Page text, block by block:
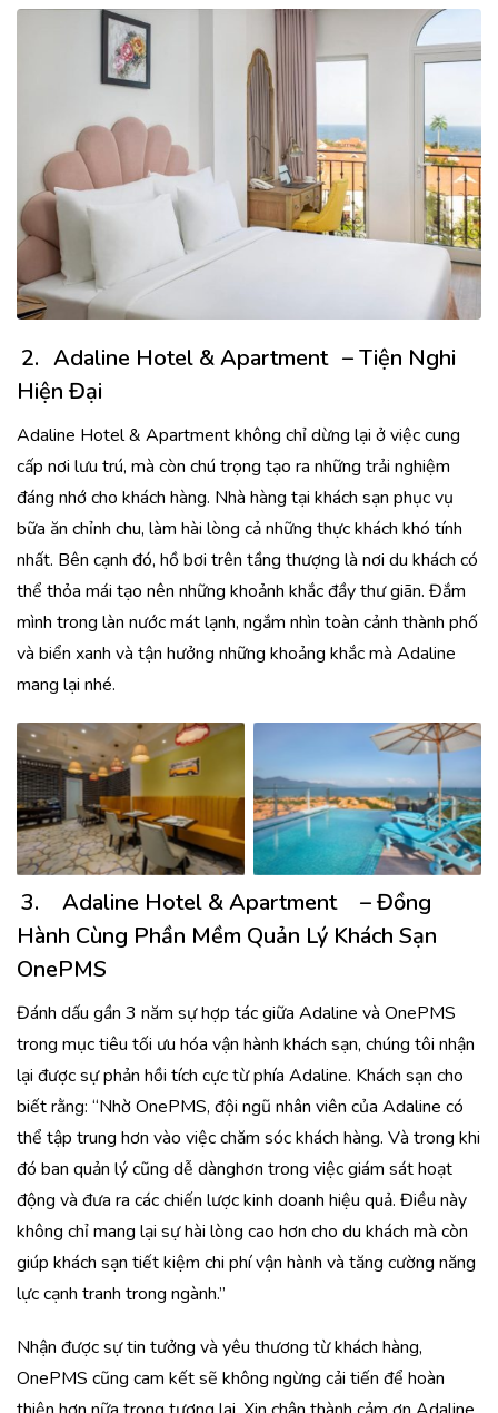
2. Adaline Hotel & Apartment –Tiện Nghi
Hiện Đại
Adaline Hotel & Apartment không chỉ dừng lại ở việc cung
cấp nơi lưu trú, mà còn chú trọng tạo ra những trải nghiệm
đáng nhớ cho khách hàng. Nhà hàng tại khách sạn phục vụ
bữa ăn chỉnh chu, làm hài lòng cả những thực khách khó tính
nhất. Bên cạnh đó, hồ bơi trên tầng thượng là nơi du khách có
thể thỏa mái tạo nên những khoảnh khắc đầy thư giãn. Đắm
mình trong làn nước mát lạnh, ngắm nhìn toàn cảnh thành phố
và biển xanh và tận hưởng những khoảng khắc mà Adaline
mang lại nhé.
Tiện nghi hiện đại Tiện nghi hiện đại
3. Adaline Hotel & Apartment
– Đồng
Hành Cùng Phần Mềm Quản Lý Khách Sạn
OnePMS
Đánh dấu gần 3 năm sự hợp tác giữa Adaline và OnePMS
trong mục tiêu tối ưu hóa vận hành khách sạn, chúng tôi nhận
lại được sự phản hồi tích cực từ phía Adaline. Khách sạn cho
biết rằng: “Nhờ OnePMS, đội ngũ nhân viên của Adaline có
thể tập trung hơn vào việc chăm sóc khách hàng. Và trong khi
đó ban quản lý cũng dễ dànghơn trong việc giám sát hoạt
động và đưa ra các chiến lược kinh doanh hiệu quả. Điều này
không chỉ mang lại sự hài lòng cao hơn cho du khách mà còn
giúp khách sạn tiết kiệm chi phí vận hành và tăng cường năng
lực cạnh tranh trong ngành.”
Nhận được sự tin tưởng và yêu thương từ khách hàng,
OnePMS cũng cam kết sẽ không ngừng cải tiến để hoàn